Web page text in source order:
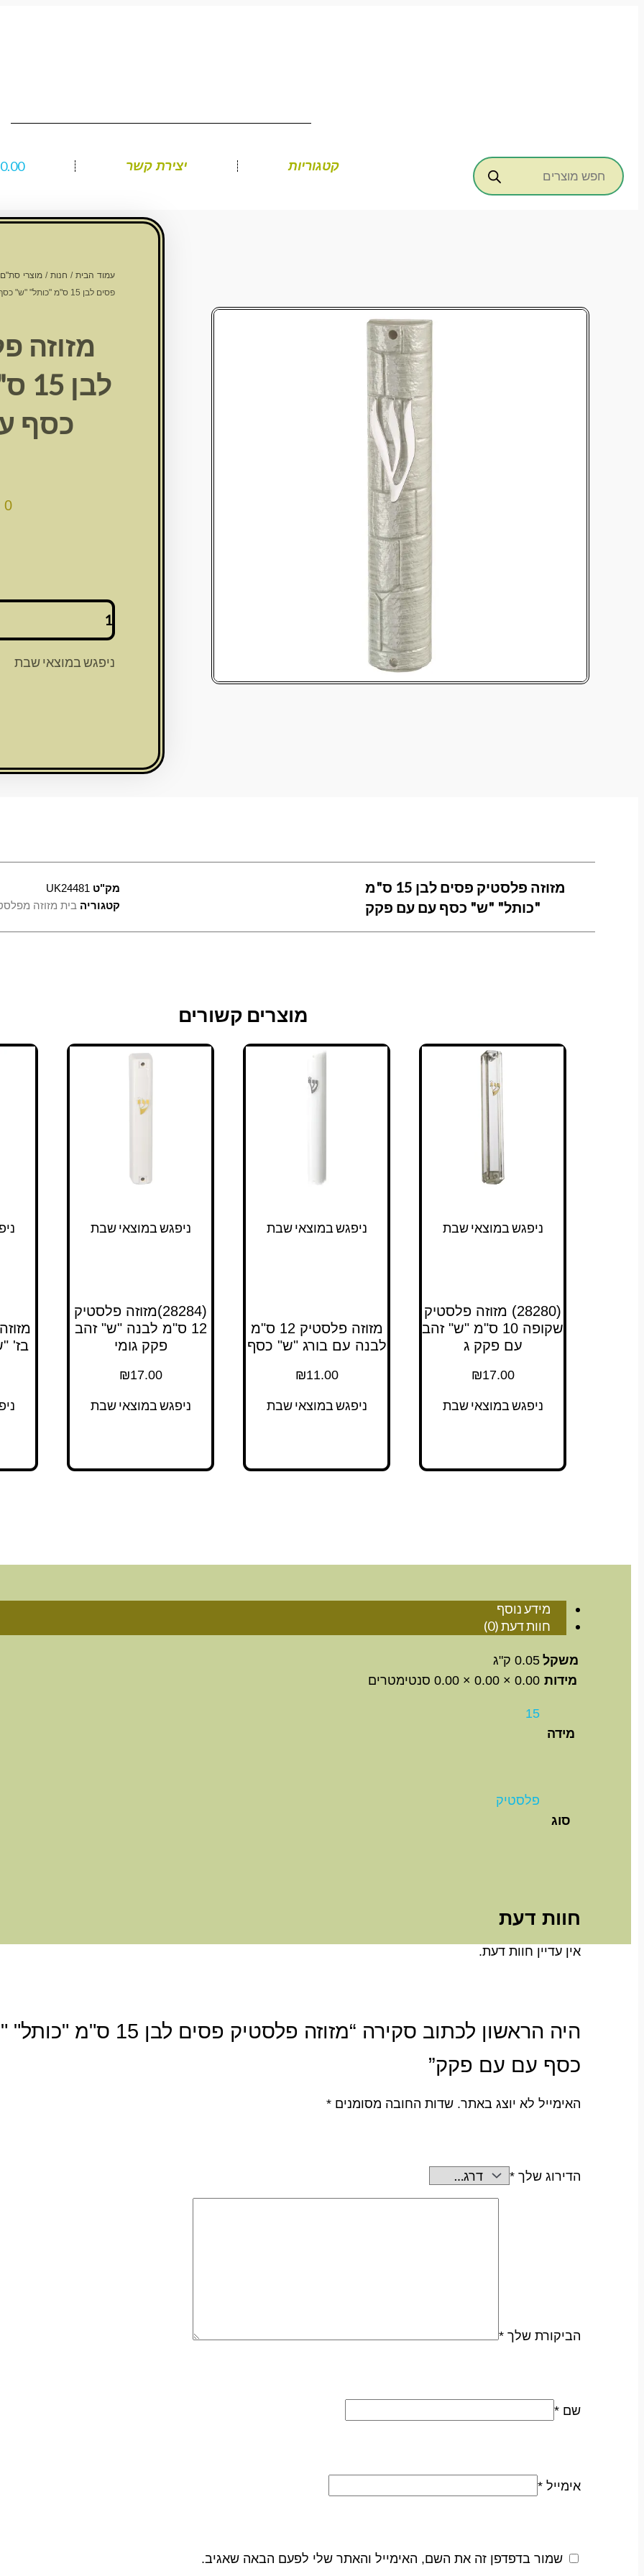
Products
search
קטגוריות יצירת קשר 0.00
עמוד הבית / חנות / מוצרי סת"ם
פסים לבן 15 ס"מ "כותל" "ש" כסף עם עם פקק
מזוזה
כסף
כמות
של
מזוזה
פלסטיק
ניפגש במוצאי שבת
מזוזה פלסטיק פסים לבן 15 ס"מ
"כותל" "ש" כסף עם עם פקק
מק"ט UK24481
קטגוריה בית מזוזה
מוצרים קשורים
ניפגש במוצאי שבת
(28280) מזוזה פלסטיק
שקופה 10 ס"מ "ש" זהב
עם פקק ג
₪17.00
ניפגש במוצאי שבת
ניפגש במוצאי שבת
מזוזה פלסטיק 12 ס"מ
לבנה עם בורג "ש" כסף
₪11.00
ניפגש במוצאי שבת
ניפגש במוצאי שבת
(28284)מזוזה פלסטיק
12 ס"מ לבנה "ש" זהב
פקק גומי
₪17.00
ניפגש במוצאי שבת
בז'
מידע נוסף
חוות דעת (0)
משקל 0.05 ק"ג
מידות 0.00 × 0.00 × 0.00 סנטימטרים
מידה
15
סוג
פלסטיק
חוות דעת
אין עדיין חוות דעת.
היה הראשון לכתוב סקירה “מזוזה פלסטיק פסים לבן 15
כסף עם עם פקק”
האימייל לא יוצג באתר. שדות החובה מסומנים *
הדירוג שלך *
הביקורת שלך *
שם *
אימייל *
שמור בדפדפן זה את השם, האימייל והאתר שלי לפעם הבאה שאגיב.